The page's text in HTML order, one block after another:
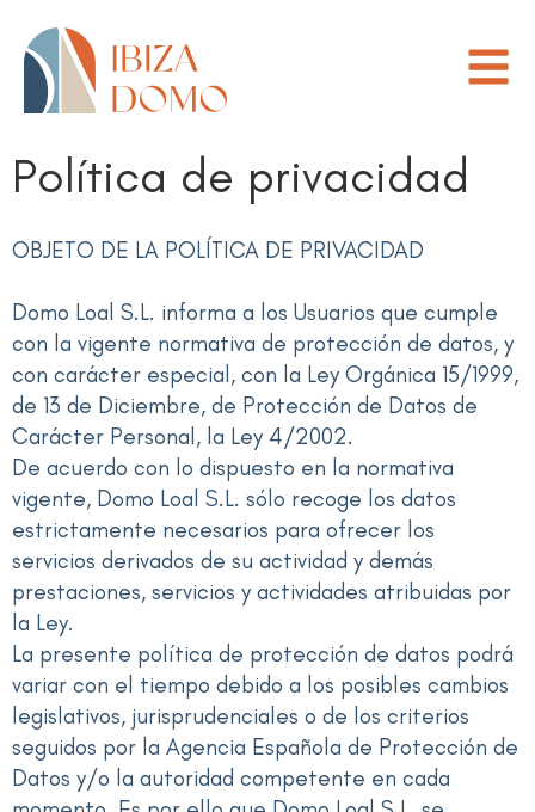
Política de privacidad
OBJETO DE LA POLÍTICA DE PRIVACIDAD
Domo Loal S.L. informa a los Usuarios que cumple
con la vigente normativa de protección de datos, y
con carácter especial, con la Ley Orgánica 15/1999,
de 13 de Diciembre, de Protección de Datos de
Carácter Personal, la Ley 4/2002.
De acuerdo con lo dispuesto en la normativa
vigente, Domo Loal S.L. sólo recoge los datos
estrictamente necesarios para ofrecer los
servicios derivados de su actividad y demás
prestaciones, servicios y actividades atribuidas por
la Ley.
La presente política de protección de datos podrá
variar con el tiempo debido a los posibles cambios
legislativos, jurisprudenciales o de los criterios
seguidos por la Agencia Española de Protección de
Datos y/o la autoridad competente en cada